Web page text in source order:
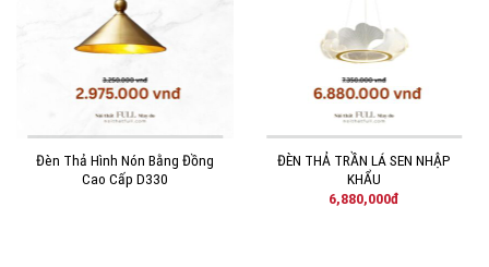
Đèn Thả Hình Nón Bằng Đồng
Cao Cấp D330
THÍCH!
ĐÈN THẢ TRẦN LÁ SEN NHẬP
KHẨU
6,880,000đ